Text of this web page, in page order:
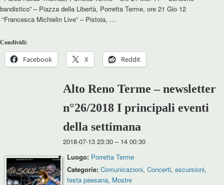
bandistico” – Piazza della Libertà, Porretta Terme, ore 21 Gio 12
“Francesca Michielin Live” – Pistoia, …
Condividi:
Facebook X Reddit
Alto Reno Terme – newsletter
n°26/2018 I principali eventi
della settimana
2018-07-13 23:30 – 14 00:30
Luogo: Porretta Terme
Categorie: Comunicazioni, Concerti, escursioni,
festa paesana, Mostre